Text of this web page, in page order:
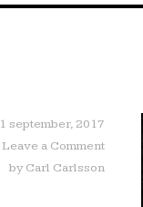
1 september, 2017
Leave a Comment
byCarl Carlsson